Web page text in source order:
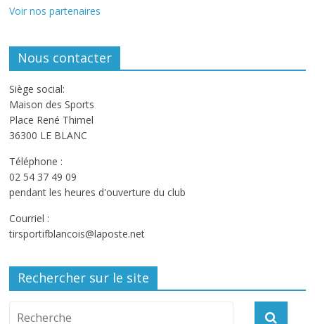
Voir nos partenaires
Nous contacter
Siège social:
Maison des Sports
Place René Thimel
36300 LE BLANC
Téléphone :
02 54 37 49 09
pendant les heures d'ouverture du club
Courriel :
tirsportifblancois@laposte.net
Rechercher sur le site